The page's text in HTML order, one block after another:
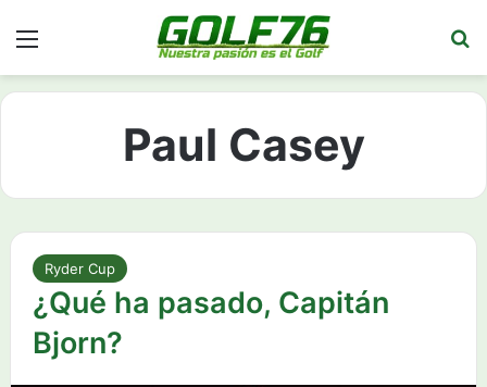
Paul Casey
Ryder Cup
¿Qué ha pasado, Capitán
Bjorn?